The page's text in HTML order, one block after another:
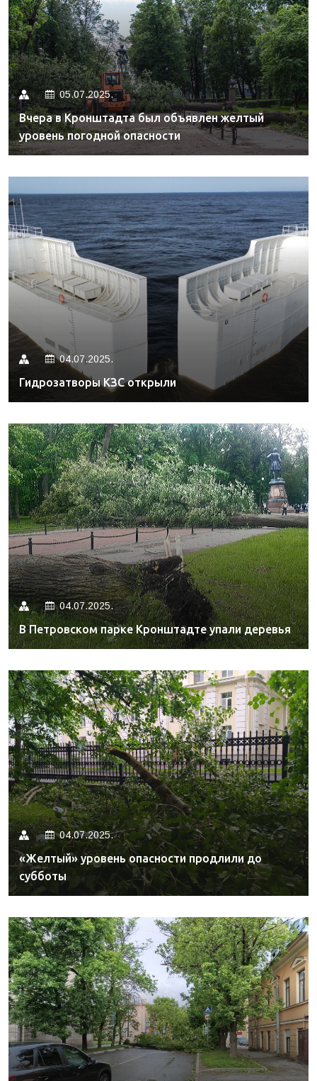
05.07.2025.
Вчера в Кронштадта был объявлен желтый
уровень погодной опасности
04.07.2025.
Гидрозатворы КЗС открыли
04.07.2025.
В Петровском парке Кронштадте упали деревья
04.07.2025.
«Желтый» уровень опасности продлили до
субботы